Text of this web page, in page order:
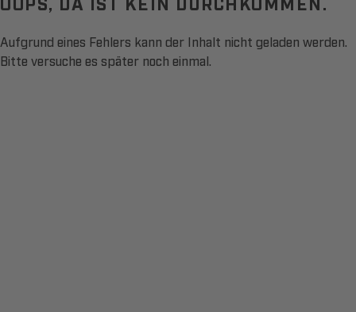
Aufgrund eines Fehlers kann der Inhalt nicht geladen werden.
Bitte versuche es später noch einmal.